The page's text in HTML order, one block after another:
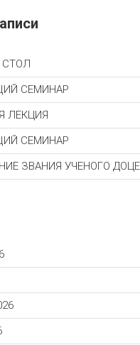
СТОЛ
СЕМИНАР
ЛЕКЦИЯ
СЕМИНАР
ЗВАНИЯ УЧЕНОГО